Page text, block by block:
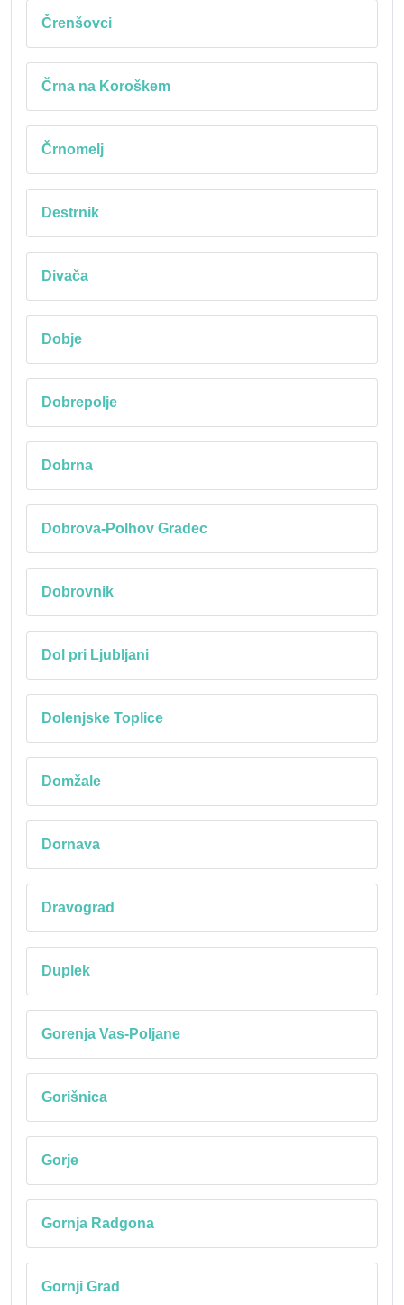
Črenšovci
Črna na Koroškem
Črnomelj
Destrnik
Divača
Dobje
Dobrepolje
Dobrna
Dobrova-Polhov Gradec
Dobrovnik
Dol pri Ljubljani
Dolenjske Toplice
Domžale
Dornava
Dravograd
Duplek
Gorenja Vas-Poljane
Gorišnica
Gorje
Gornja Radgona
Gornji Grad